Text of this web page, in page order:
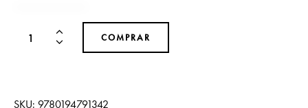
COMPRAR
SKU: 9780194791342